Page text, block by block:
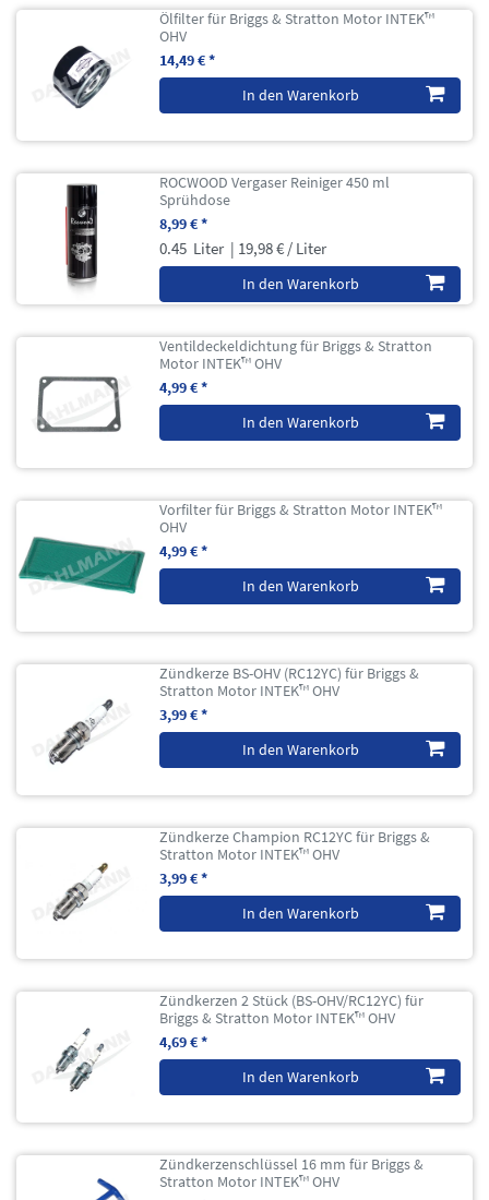
Ölfilter für Briggs & Stratton Motor INTEK™
OHV
14,49 € *
In den Warenkorb
ROCWOOD Vergaser Reiniger 450 ml
Sprühdose
8,99 € *
0.45 Liter | 19,98 € / Liter
In den Warenkorb
Ventildeckeldichtung für Briggs & Stratton
Motor INTEK™ OHV
4,99 € *
In den Warenkorb
Vorfilter für Briggs & Stratton Motor INTEK™
OHV
4,99 € *
In den Warenkorb
Zündkerze BS-OHV (RC12YC) für Briggs &
Stratton Motor INTEK™ OHV
3,99 € *
In den Warenkorb
Zündkerze Champion RC12YC für Briggs &
Stratton Motor INTEK™ OHV
3,99 € *
In den Warenkorb
Zündkerzen 2 Stück (BS-OHV/RC12YC) für
Briggs & Stratton Motor INTEK™ OHV
4,69 € *
In den Warenkorb
Zündkerzenschlüssel 16 mm für Briggs &
Stratton Motor INTEK™ OHV